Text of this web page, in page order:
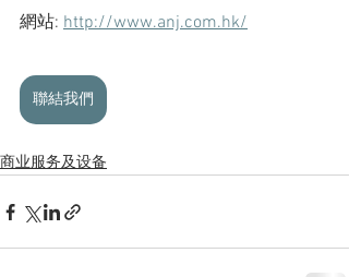
網站: http://www.anj.com.hk/
聯結我們
商业服务及设备